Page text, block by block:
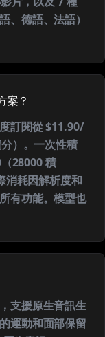
、德語、法語）
案？
訂閱從 $11.90/
）。一次性積
28000 積
消耗因解析度和
有功能。模型也
支援原生音訊生
運動和面部保留